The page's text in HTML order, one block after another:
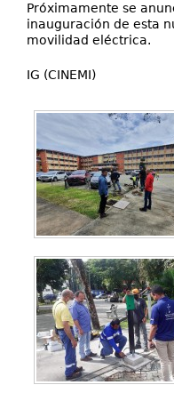
Próximamente se
inauguración de esta
movilidad eléctrica.
IG (CINEMI)